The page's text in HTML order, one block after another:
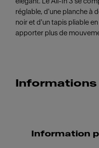
réglable, d'une planche à
noir et d'un tapis pliable
apporter plus de
Information